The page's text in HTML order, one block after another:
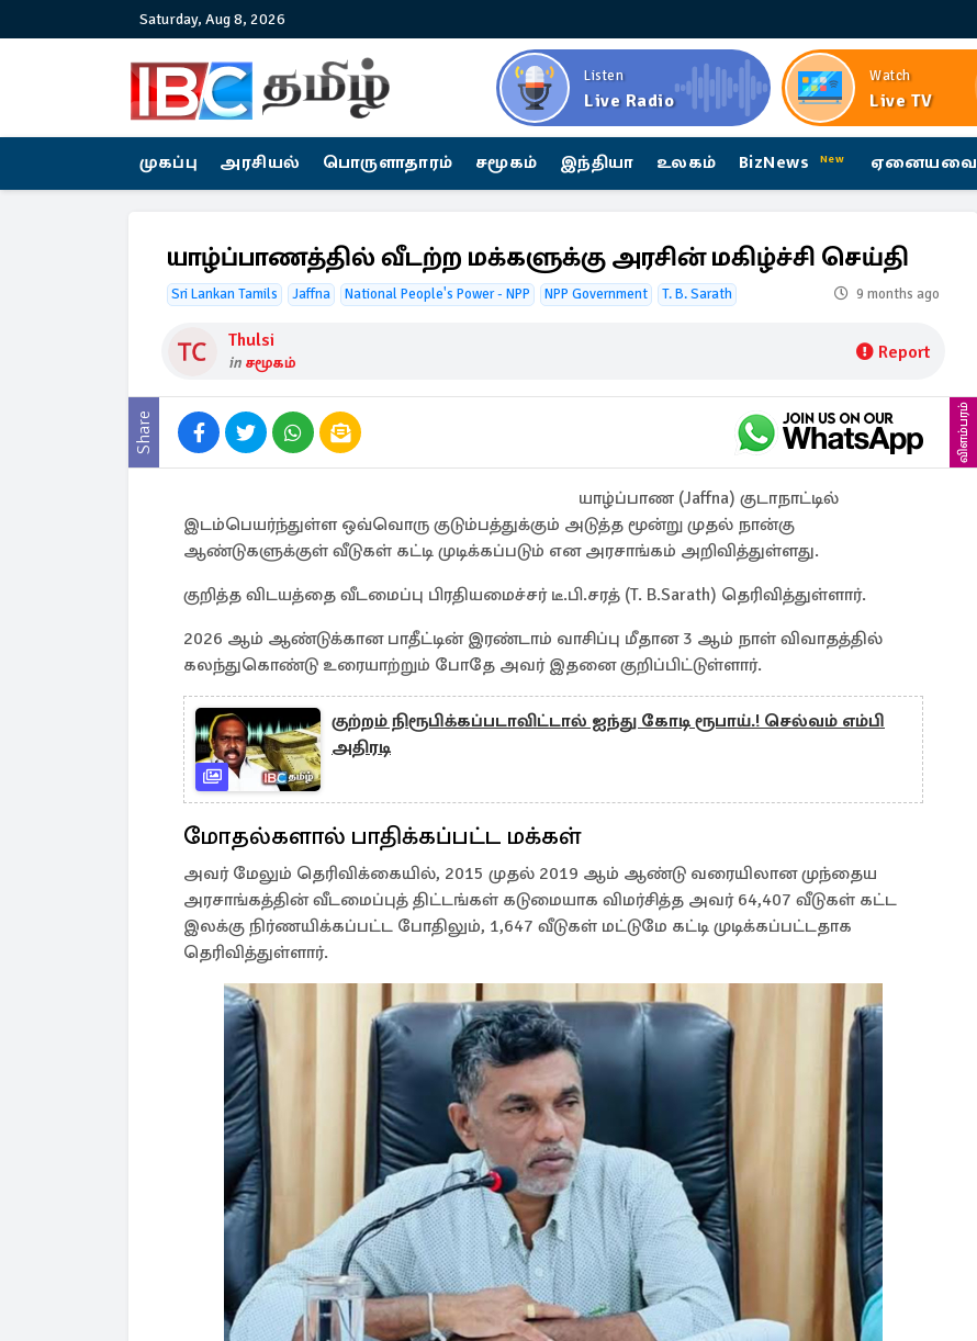
Saturday, Aug 8, 2026
Listen
Live Radio
Watch
Live TV
முகப்பு அரசியல் பொருளாதாரம் சமூகம் இந்தியா உலகம் BizNews New ஏனையவை
யாழ்ப்பாணத்தில் வீடற்ற மக்களுக்கு அரசின் மகிழ்ச்சி செய்தி
Sri Lankan Tamils Jaffna National People's Power - NPP NPP Government T. B. Sarath 9 months ago
Thulsi
in சமூகம் Report
Share விளம்பரம்
யாழ்ப்பாண (Jaffna) குடாநாட்டில்
இடம்பெயர்ந்துள்ள ஒவ்வொரு குடும்பத்துக்கும் அடுத்த மூன்று முதல் நான்கு
ஆண்டுகளுக்குள் வீடுகள் கட்டி முடிக்கப்படும் என அரசாங்கம் அறிவித்துள்ளது.
குறித்த விடயத்தை வீடமைப்பு பிரதியமைச்சர் டீ.பி.சரத் (T. B.Sarath) தெரிவித்துள்ளார்.
2026 ஆம் ஆண்டுக்கான பாதீட்டின் இரண்டாம் வாசிப்பு மீதான 3 ஆம் நாள் விவாதத்தில்
கலந்துகொண்டு உரையாற்றும் போதே அவர் இதனை குறிப்பிட்டுள்ளார்.
குற்றம் நிரூபிக்கப்படாவிட்டால் ஐந்து கோடி ரூபாய்.! செல்வம் எம்பி
அதிரடி
மோதல்களால் பாதிக்கப்பட்ட மக்கள்
அவர் மேலும் தெரிவிக்கையில், 2015 முதல் 2019 ஆம் ஆண்டு வரையிலான முந்தைய
அரசாங்கத்தின் வீடமைப்புத் திட்டங்கள் கடுமையாக விமர்சித்த அவர் 64,407 வீடுகள் கட்ட
இலக்கு நிர்ணயிக்கப்பட்ட போதிலும், 1,647 வீடுகள் மட்டுமே கட்டி முடிக்கப்பட்டதாக
தெரிவித்துள்ளார்.